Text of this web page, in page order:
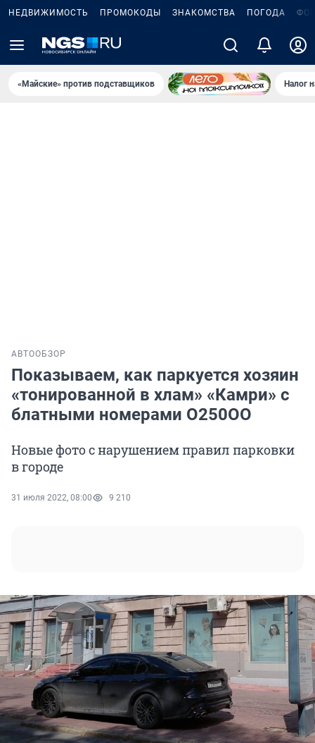
НЕДВИЖИМОСТЬ ПРОМОКОДЫ ЗНАКОМСТВА ПОГОДА
«Майские» против подставщиков Налог
АВТООБЗОР
Показываем, как паркуется хозяин
«тонированной в хлам» «Камри» с
блатными номерами О250ОО
Новые фото с нарушением правил парковки
в городе
31 июля 2022, 08:00 9 210